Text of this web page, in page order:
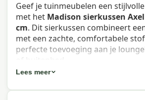
Geef je tuinmeubelen een
met het Madison sierkussen
cm. Dit sierkussen combineert
met een zachte, comfortabele
perfecte toevoeging aan je
of buitenbed.
Lees meer